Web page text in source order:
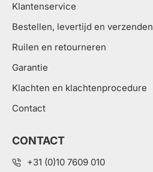
Klantenservice
Bestellen, levertijd en verzenden
Ruilen en retourneren
Garantie
Klachten en klachtenprocedure
Contact
CONTACT
+31 (0)10 7609 010